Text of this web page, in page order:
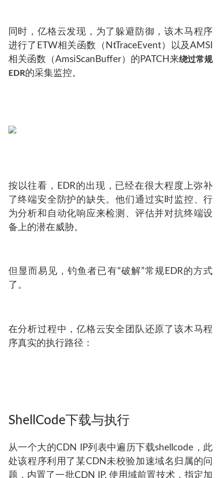
同时，亿格云发现，为了躲避防御，该木马程序
进行了ETW相关函数（NtTraceEvent）以及AMSI
相关函数（AmsiScanBuffer）的PATCH来绕过常规
EDR的采集监控。
按以往看，EDR的出现，已经在很大程度上弥补
了终端安全防护的缺失。他们通过实时监控、行
为分析和自动化响应来检测、评估并对抗终端设
备上的潜在威胁。
但显而易见，钓鱼者已有“破解”常规EDR的方式
了。
在分析过程中，亿格云安全团队还原了该木马程
序真实的执行路径：
ShellCode下载与执行
从一个大的CDN IP列表中遍历下载shellcode，此
处该程序利用了某CDN未校验加速域名归属的问
题，内置了一批CDN IP, 使用域前置技术，指定加